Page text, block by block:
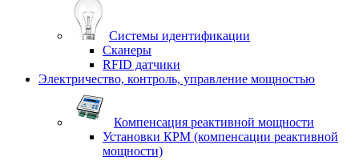
Системы идентификации
Сканеры
RFID датчики
Электричество, контроль, управление мощностью
Компенсация реактивной мощности
Установки КРМ (компенсации реактивной
мощности)